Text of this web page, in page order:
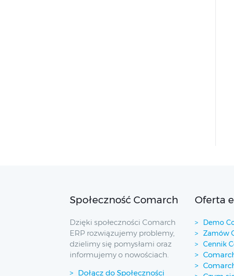
Społeczność Comarch
Dzięki społeczności Comarch
ERP rozwiązujemy problemy,
dzielimy się pomysłami oraz
informujemy o nowościach.
Dołącz do Społeczności
Oferta
Demo
Zamów
Cennik